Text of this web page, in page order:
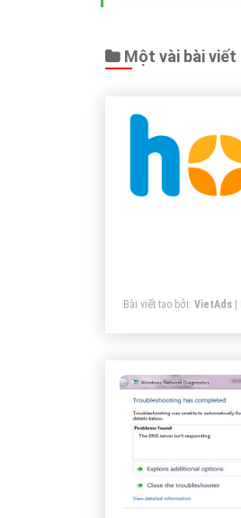
Một vài bài
Bài viết tạo bởi: VietAds